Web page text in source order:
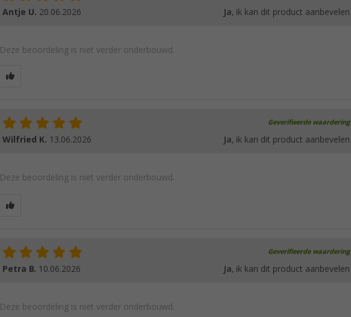
Antje U. 20.06.2026 Ja, ik kan dit product aanbevelen
Deze beoordeling is niet verder onderbouwd.
Geverifieerde waardering
Wilfried K. 13.06.2026 Ja, ik kan dit product aanbevelen
Deze beoordeling is niet verder onderbouwd.
Geverifieerde waardering
Petra B. 10.06.2026 Ja, ik kan dit product aanbevelen
Deze beoordeling is niet verder onderbouwd.